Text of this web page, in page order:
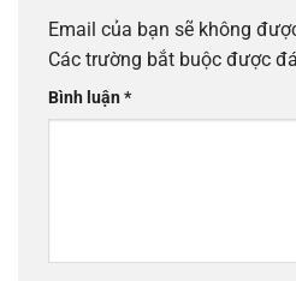
Email của bạn sẽ không
Các trường bắt buộc được
Bình luận*